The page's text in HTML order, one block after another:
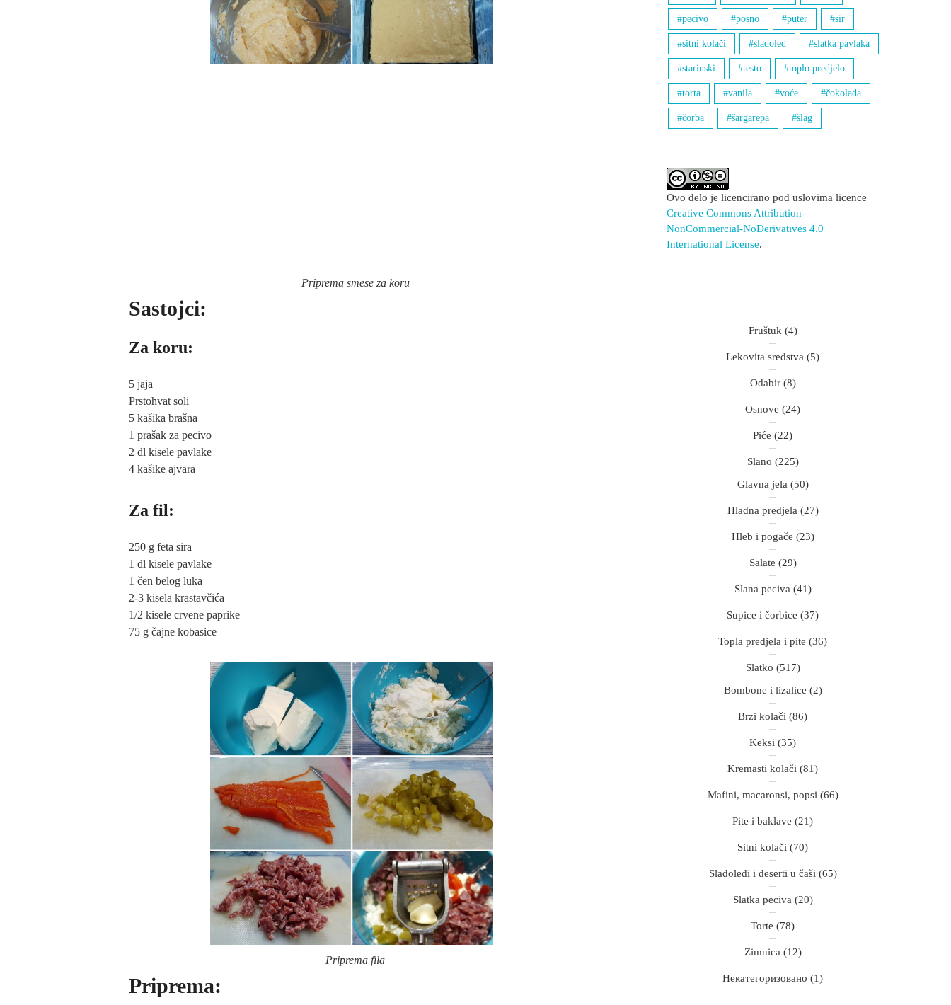
Priprema smese za koru
Sastojci:
Za koru:
5 jaja
Prstohvat soli
5 kašika brašna
1 prašak za pecivo
2 dl kisele pavlake
4 kašike ajvara
Za fil:
250 g feta sira
1 dl kisele pavlake
1 čen belog luka
2-3 kisela krastavčića
1/2 kisele crvene paprike
75 g čajne kobasice
Priprema fila
Priprema:
pecivo posno puter sir
sitni kolači sladoled slatka pavlaka
starinski testo toplo predjelo
torta vanila voće čokolada
čorba šargarepa šlag
Ovo delo je licencirano pod uslovima licence
Creative Commons Attribution-
NonCommercial-NoDerivatives 4.0
International License.
Fruštuk (4)
Lekovita sredstva (5)
Odabir(8)
Osnove (24)
Piće (22)
Slano (225)
Glavna jela (50)
Hladna predjela (27)
Hleb i pogače (23)
Salate (29)
Slana peciva (41)
Supice i čorbice (37)
Topla predjela i pite (36)
Slatko (517)
Bombone i lizalice (2)
Brzi kolači (86)
Keksi (35)
Kremasti kolači (81)
Mafini, macaronsi, popsi (66)
Pite i baklave (21)
Sitni kolači (70)
Sladoledi i deserti u čaši (65)
Slatka peciva (20)
Torte (78)
Zimnica (12)
Некатегоризовано (1)